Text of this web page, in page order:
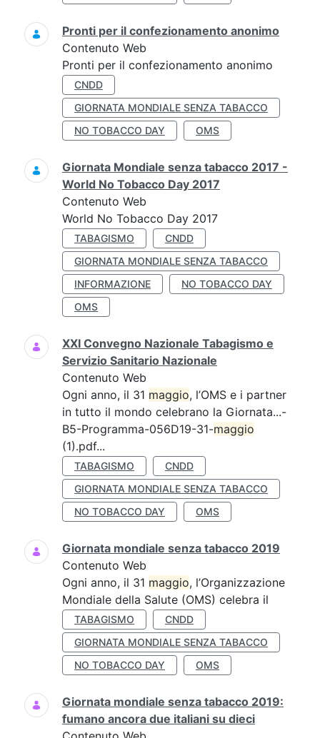
Pronti per il confezionamento anonimo
Contenuto Web
Pronti per il confezionamento anonimo
CNDD
GIORNATA MONDIALE SENZA TABACCO
NO TOBACCO DAY
OMS
Giornata Mondiale senza tabacco 2017 -
World No Tobacco Day 2017
Contenuto Web
World No Tobacco Day 2017
TABAGISMO
CNDD
GIORNATA MONDIALE SENZA TABACCO
INFORMAZIONE
NO TOBACCO DAY
OMS
XXI Convegno Nazionale Tabagismo e
Servizio Sanitario Nazionale
Contenuto Web
Ogni anno, il 31 maggio, l’OMS e i partner
in tutto il mondo celebrano la Giornata...-
B5-Programma-056D19-31-maggio
(1).pdf...
TABAGISMO
CNDD
GIORNATA MONDIALE SENZA TABACCO
NO TOBACCO DAY
OMS
Giornata mondiale senza tabacco 2019
Contenuto Web
Ogni anno, il 31 maggio, l’Organizzazione
Mondiale della Salute (OMS) celebra il
TABAGISMO
CNDD
GIORNATA MONDIALE SENZA TABACCO
NO TOBACCO DAY
OMS
Giornata mondiale senza tabacco 2019:
fumano ancora due italiani su dieci